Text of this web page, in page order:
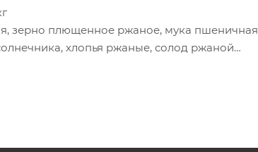
зерно плющенное ржаное, мука пшеничная
хлопья ржаные, солод ржаной